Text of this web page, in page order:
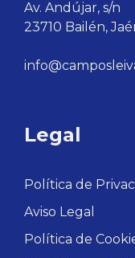
Av. Andújar, s/n
23710 Bailén,
Legal
Política de
Aviso Legal
Política de